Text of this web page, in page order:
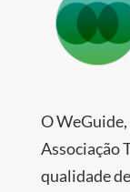
O
Associação
qualidade